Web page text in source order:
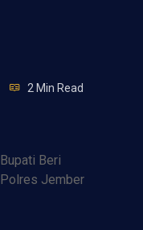
2 Min Read